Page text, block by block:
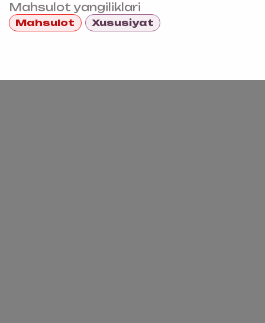
Mahsulot yangiliklari
Mahsulot Xususiyat